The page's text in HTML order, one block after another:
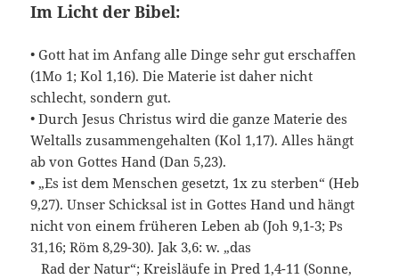
Im Licht der Bibel:
• Gott hat im Anfang alle Dinge sehr gut erschaffen
(1Mo 1; Kol 1,16). Die Materie ist daher nicht
schlecht, sondern gut.
• Durch Jesus Christus wird die ganze Materie des
Weltalls zusammengehalten (Kol 1,17). Alles hängt
ab von Gottes Hand (Dan 5,23).
• „Es ist dem Menschen gesetzt, 1x zu sterben“ (Heb
9,27). Unser Schicksal ist in Gottes Hand und hängt
nicht von einem früheren Leben ab (Joh 9,1-3; Ps
31,16; Röm 8,29-30). Jak 3,6: w. „das
Rad der Natur“; Kreisläufe in Pred 1,4-11 (Sonne,